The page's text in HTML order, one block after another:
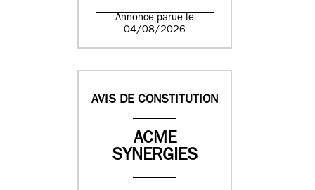
Annonce parue le
04/08/2026
AVIS DE CONSTITUTION
ACME
SYNERGIES